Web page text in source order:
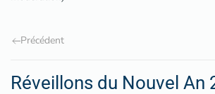
Précédent
Réveillons du Nouvel An